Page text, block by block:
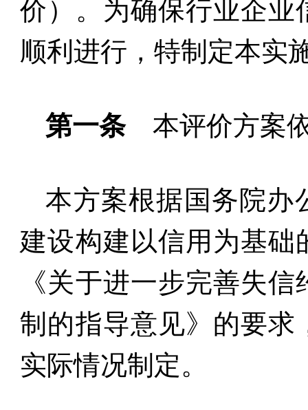
价）。为确保行业企业
顺利进行，特制定本实
第一条本评价方案
本方案根据国务院办
建设构建以信用为基础
《关于进一步完善失
制的指导意见》的要求
实际情况制定。